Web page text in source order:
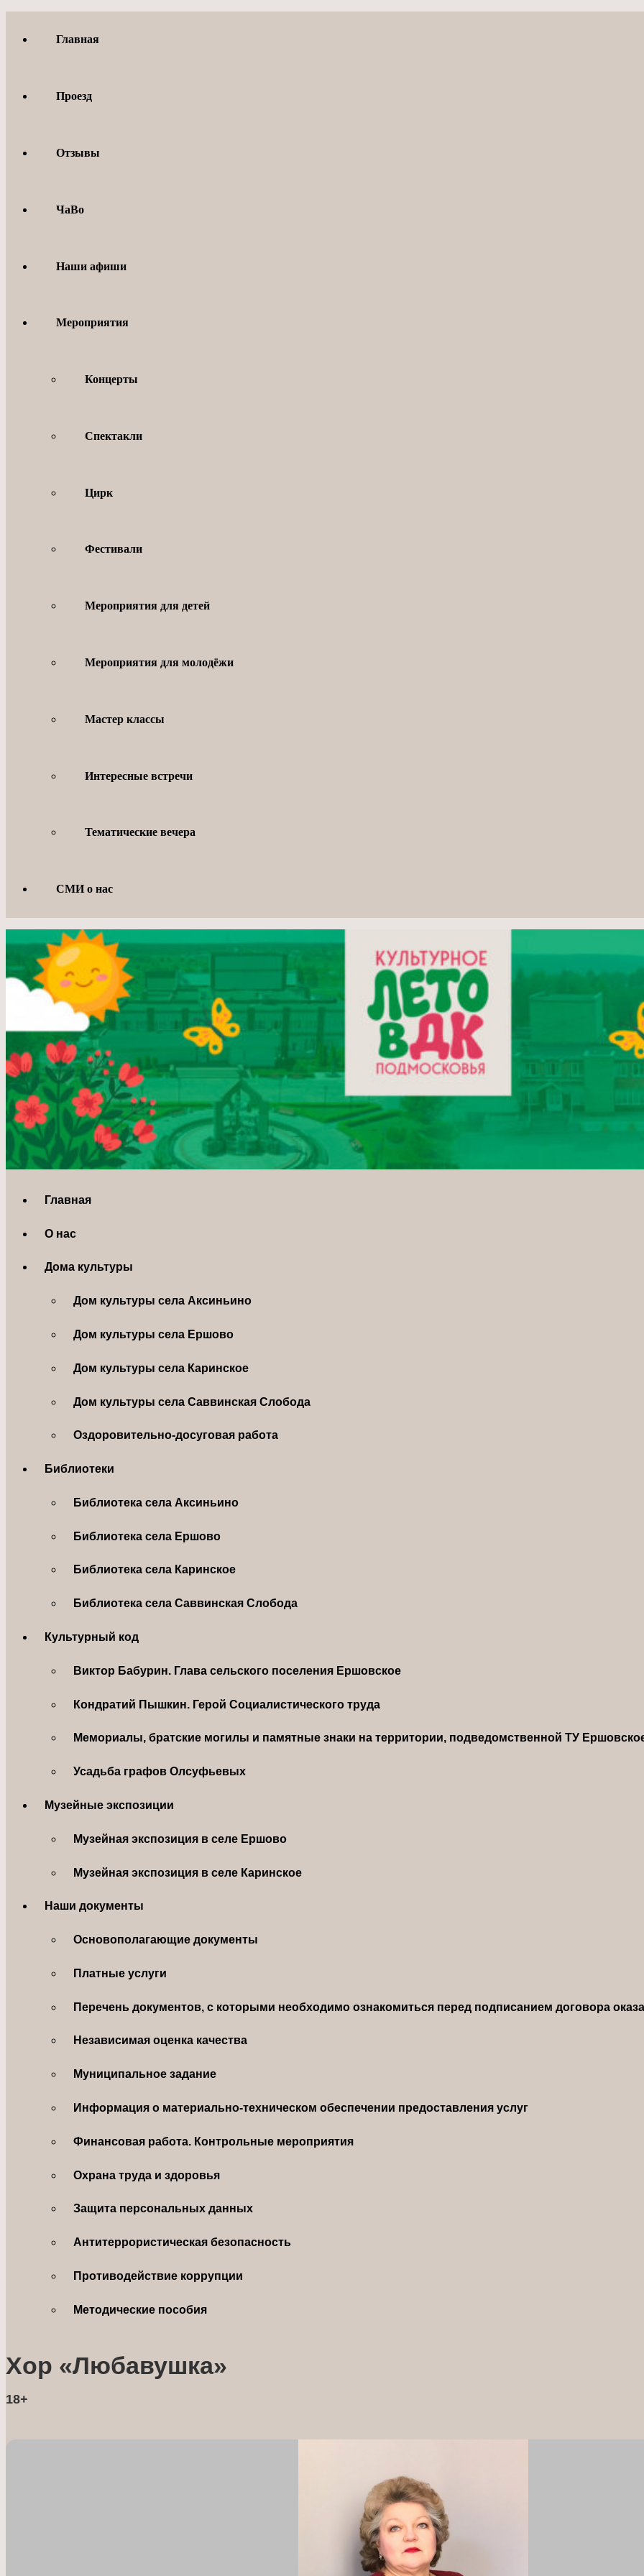
содержимомуГлавная
Проезд
Отзывы
ЧаВо
Наши афиши
Мероприятия
Концерты
Спектакли
Цирк
Фестивали
Мероприятия для детей
Мероприятия для молодёжи
Мастер классы
Интересные встречи
Тематические вечера
СМИ о нас
Главная
О нас
Дома культуры
Дом культуры села Аксиньино
Дом культуры села Ершово
Дом культуры села Каринское
Дом культуры села Саввинская Слобода
Оздоровительно-досуговая работа
Библиотеки
Библиотека села Аксиньино
Библиотека села Ершово
Библиотека села Каринское
Библиотека села Саввинская Слобода
Культурный код
Виктор Бабурин. Глава сельского поселения Ершовское
Кондратий Пышкин. Герой Социалистического труда
Мемориалы, братские могилы и памятные знаки на территории, подведомственной ТУ
Усадьба графов Олсуфьевых
Музейные экспозиции
Музейная экспозиция в селе Ершово
Музейная экспозиция в селе Каринское
Наши документы
Основополагающие документы
Платные услуги
Перечень документов, с которыми необходимо ознакомиться перед подписанием договора
Независимая оценка качества
Муниципальное задание
Информация о материально-техническом обеспечении предоставления услуг
Финансовая работа. Контрольные мероприятия
Охрана труда и здоровья
Защита персональных данных
Антитеррористическая безопасность
Противодействие коррупции
Методические пособия
Хор «Любавушка»
18+